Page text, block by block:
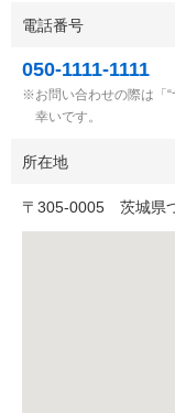
電話番号
050-1111-1111
お問い合わせの際は「
幸いです。
所在地
〒 305-0005 茨城県